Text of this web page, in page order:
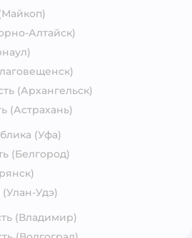
Алтайск)
(Архангельск)
(Астрахань)
(Уфа)
(Белгород)
(Улан-Удэ)
(Владимир)